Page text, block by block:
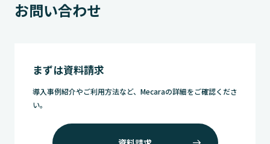
お問い合わせ
まずは資料請求
導入事例紹介やご利用方法など、Mecaraの詳細をご確認くださ
い。